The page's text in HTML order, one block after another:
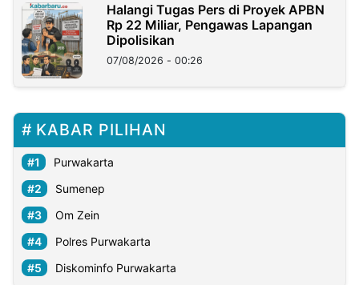
Halangi Tugas Pers di Proyek APBN
Rp 22 Miliar, Pengawas Lapangan
Dipolisikan
07/08/2026 - 00:26
KABAR PILIHAN
Purwakarta
Sumenep
Om Zein
Polres Purwakarta
Diskominfo Purwakarta